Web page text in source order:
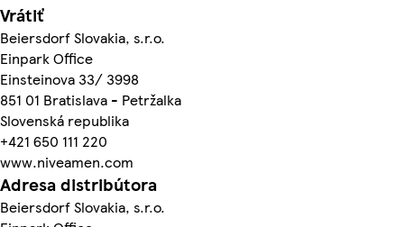
Vrátiť
Beiersdorf Slovakia, s.r.o.
Einpark Office
Einsteinova 33/ 3998
851 01 Bratislava - Petržalka
Slovenská republika
+421 650 111 220
www.niveamen.com
Adresa distribútora
Beiersdorf Slovakia, s.r.o.